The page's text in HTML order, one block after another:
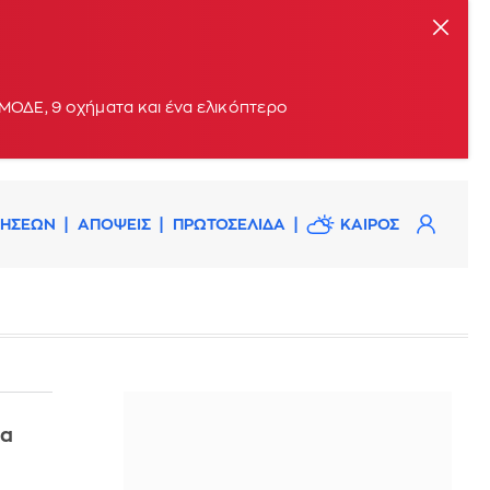
9 οχήματα και ένα ελικόπτερο
ΑΠΟΨΕΙΣ ΠΡΩΤΟΣΕΛΙΔΑ ΚΑΙΡΟΣ